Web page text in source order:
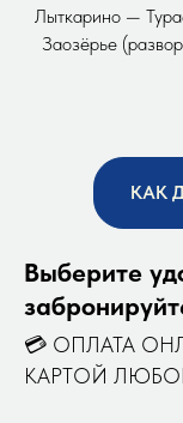
Лыткарино —
Заозёрье
КАК
Выберите
💳 ОПЛАТА
КАРТОЙ